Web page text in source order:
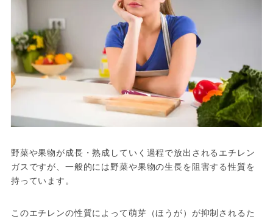
野菜や果物が成長・熟成していく過程で放出されるエチレン
ガスですが、一般的には野菜や果物の生長を阻害する性質を
持っています。
このエチレンの性質によって萌芽（ほうが）が抑制されるた